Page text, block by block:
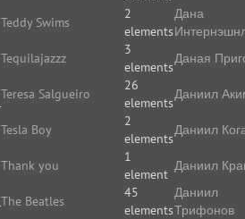
Teddy Swims
2
elements
Tequilajazzz
3
elements
Teresa Salgueiro
26
elements
Tesla Boy
2
elements
Thank you
1
element
The Beatles
45
elements
Дана
Даная
Даниил
Даниил
Даниил
Даниил
Трифонов